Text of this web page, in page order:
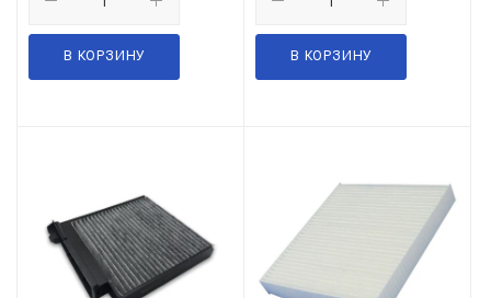
В КОРЗИНУ В КОРЗИНУ